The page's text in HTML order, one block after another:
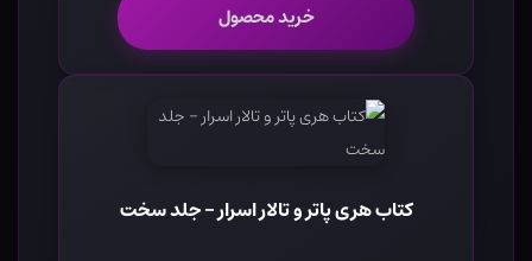
خرید محصول
کتاب هری پاتر و تالار اسرار - جلد سخت